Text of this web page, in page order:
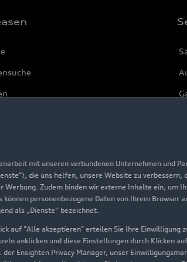
mit unseren verbundenen Unternehmen und
die uns helfen, unsere Website zu
Zudem binden wir externe Inhalte ein, um
personenbezogene Daten von Ihrem Browser
als „Dienste“ bezeichnet.
auf "Alle akzeptieren" erteilen Sie Ihre Einwilligung
anklicken und diese Einstellungen durch Klicken
Ensighten Privacy Manager, unser